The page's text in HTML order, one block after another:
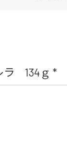
ラ 134ｇ *